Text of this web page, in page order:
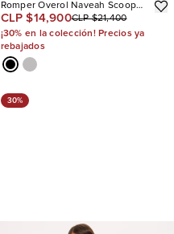
Romper Overol Naveah Scoop
Neck Snatched
CLP $14,900CLP $21,400
¡30% en la colección! Precios ya
rebajados
30%